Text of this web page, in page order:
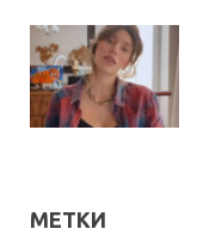
МЕТКИ